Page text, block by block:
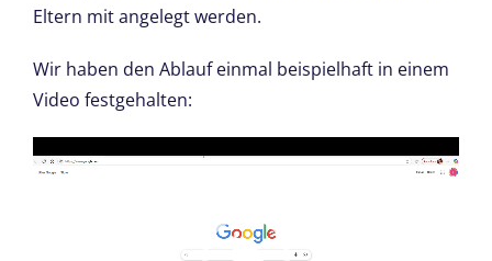
Eltern mit angelegt werden.
Wir haben den Ablauf einmal beispielhaft in einem
Video festgehalten:
Video-
Player